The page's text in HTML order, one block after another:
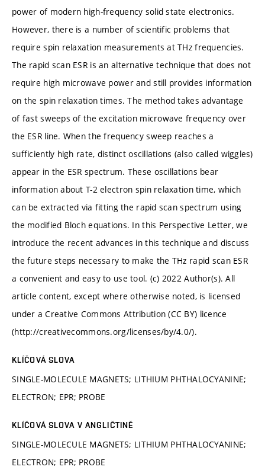
power of modern high-frequency solid state electronics.
However, there is a number of scientific problems that
require spin relaxation measurements at THz frequencies.
The rapid scan ESR is an alternative technique that does not
require high microwave power and still provides information
on the spin relaxation times. The method takes advantage
of fast sweeps of the excitation microwave frequency over
the ESR line. When the frequency sweep reaches a
sufficiently high rate, distinct oscillations (also called wiggles)
appear in the ESR spectrum. These oscillations bear
information about T-2 electron spin relaxation time, which
can be extracted via fitting the rapid scan spectrum using
the modified Bloch equations. In this Perspective Letter, we
introduce the recent advances in this technique and discuss
the future steps necessary to make the THz rapid scan ESR
a convenient and easy to use tool. (c) 2022 Author(s). All
article content, except where otherwise noted, is licensed
under a Creative Commons Attribution (CC BY) licence
(http://creativecommons.org/licenses/by/4.0/).
KLÍČOVÁ SLOVA
SINGLE-MOLECULE MAGNETS; LITHIUM PHTHALOCYANINE;
ELECTRON; EPR; PROBE
KLÍČOVÁ SLOVA V ANGLIČTINĚ
SINGLE-MOLECULE MAGNETS; LITHIUM PHTHALOCYANINE;
ELECTRON; EPR; PROBE